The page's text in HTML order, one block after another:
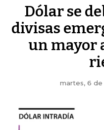
Dólar se
divisas
un mayor
martes, 6